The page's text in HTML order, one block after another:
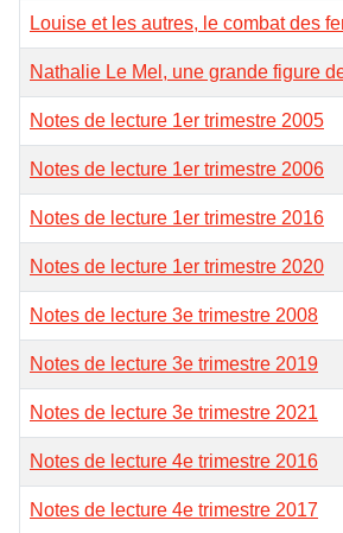
Louise et les autres, le combat des
Nathalie Le Mel, une grande figure
Notes de lecture 1er trimestre 2005
Notes de lecture 1er trimestre 2006
Notes de lecture 1er trimestre 2016
Notes de lecture 1er trimestre 2020
Notes de lecture 3e trimestre 2008
Notes de lecture 3e trimestre 2019
Notes de lecture 3e trimestre 2021
Notes de lecture 4e trimestre 2016
Notes de lecture 4e trimestre 2017